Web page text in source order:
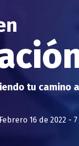
tu camino
16 de 2022 -